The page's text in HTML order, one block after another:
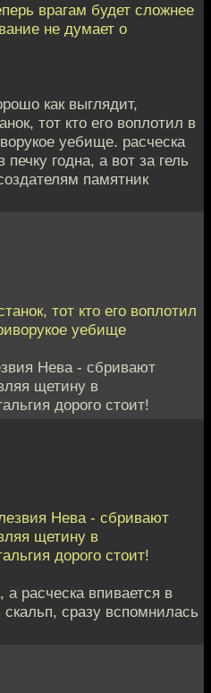
врагам будет сложнее
не думает о
как выглядит,
тот кто его воплотил в
уебище. расческа
годна, а вот за гель
памятник
тот кто его воплотил
уебище
Нева - сбривают
щетину в
дорого стоит!
Нева - сбривают
щетину в
дорого стоит!
расческа впивается в
сразу вспомнилась